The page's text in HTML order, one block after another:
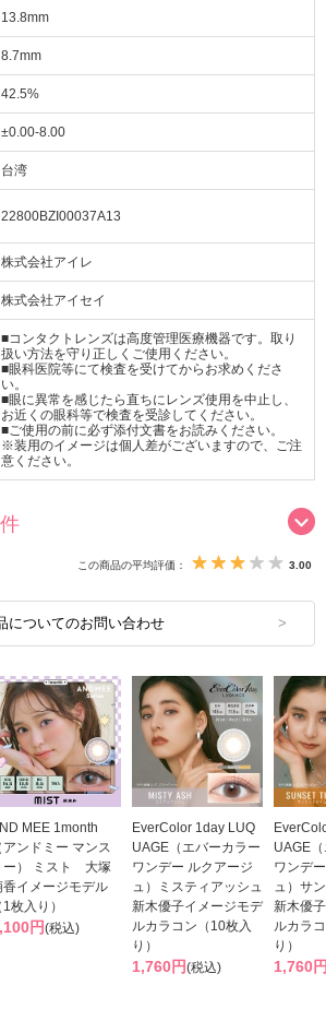
13.8mm
8.7mm
42.5%
±0.00-8.00
台湾
22800BZI00037A13
株式会社アイレ
株式会社アイセイ
■コンタクトレンズは高度管理医療機器です。取り
扱い方法を守り正しくご使用ください。
■眼科医院等にて検査を受けてからお求めくださ
い。
■眼に異常を感じたら直ちにレンズ使用を中止し、
お近くの眼科等で検査を受診してください。
■ご使用の前に必ず添付文書をお読みください。
※装用のイメージは個人差がございますので、ご注
意ください。
この商品の平均評価： 3.00
についてのお問い合わせ
MEE 1month
アンドミー マンス
ー） ミスト 大塚
香イメージモデル
1枚入り）
円(税込)
EverColor 1day LUQ
UAGE（エバーカラー
ワンデー ルクアージ
ュ）ミスティアッシュ
新木優子イメージモデ
ルカラコン（10枚入
り）
1,760円(税込)
UAGE
ワンデ
ュ）サ
新木優
ルカラ
り）
1,760